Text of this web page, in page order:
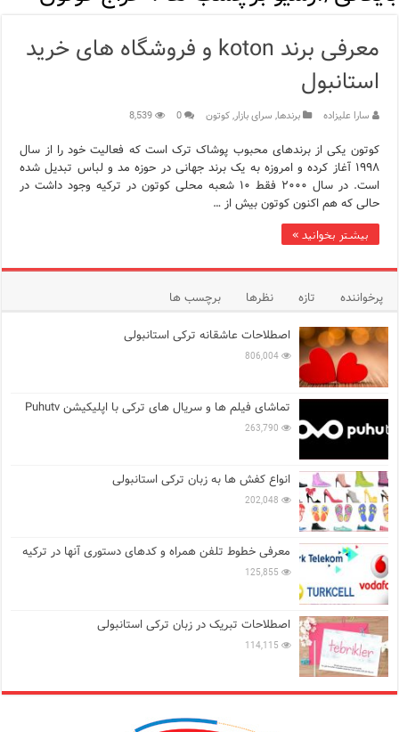
مرکز خرید پولات استانبول | تجربه‌ای متفاوت از خرید و سبک
12 اشتباه رایج در دریافت شهروندی ترکیه از طریق خرید ملک
ویژگی‌های منفی شخصیت در زبان ترکی استانبولی
ویژگی‌های مثبت شخصیت در زبان ترکی استانبولی
موزه افسانه‌های کارتال استانبول؛ سفری به دنیای قصه‌ها در
موزه ساعت کاخ توپکاپی استانبول
معرفی برند koton و فروشگاه های خرید
استانبول
سارا علیزاده برندها, سرای بازار,کوتون 0
8,539
کوتون یکی از برندهای محبوب پوشاک ترک است که فعالیت خود را از سال
۱۹۹۸ آغاز کرده و امروزه به یک برند جهانی در حوزه مد و لباس تبدیل شده
است. در سال ۲۰۰۰ فقط ۱۰ شعبه محلی کوتون در ترکیه وجود داشت در
حالی که هم اکنون کوتون بیش از …
بیشتر بخوانید »
پرخواننده تازه نظرها
برچسب ها
اصطلاحات عاشقانه ترکی استانبولی
806,004
تماشای فیلم ها و سریال های ترکی با اپلیکیشن Puhutv
263,790
انواع کفش ها به زبان ترکی استانبولی
202,048
معرفی خطوط تلفن همراه و کدهای دستوری آنها در ترکیه
125,855
اصطلاحات تبریک در زبان ترکی استانبولی
114,115